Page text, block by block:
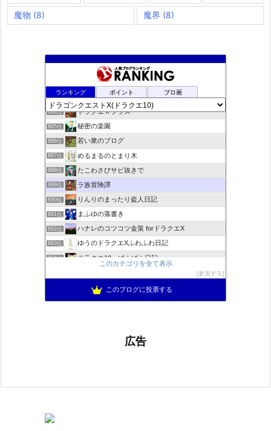
魔物 (8) 魔界 (8)
ランキング ポイント ブロ画
夢路電信草紙
883位 ドラクエ10ぱふぱふの向こう側
884位 ドラクエＸプラス
885位 秘密の楽園
886位 若い衆のブログ
887位 めるまるのとまり木
888位 たこわさびサビ抜きで
889位 ラ族冒険譚
890位 りんりのまったり盗人日記
891位 まふゆの落書き
892位 ハナレのコツコツ金策 forドラクエX
893位 ゆうのドラクエXふわふわ日記
894位 ドラクエ10 ぱふぱふ日記
もきゅブロ
このカテゴリを全て表示
参加する
このブログに投票する
広告